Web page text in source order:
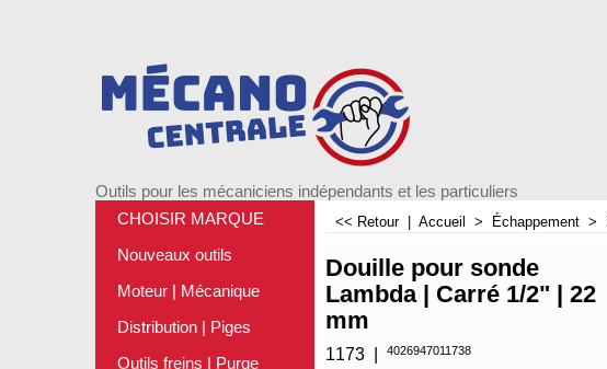
Outils pour les mécaniciens indépendants et les particuliers
CHOISIR MARQUE
Nouveaux outils
Moteur | Mécanique
Distribution | Piges
Outils freins | Purge
<< Retour Accueil > Échappement >
Douille pour sonde
Lambda | Carré 1/2" | 22
mm
1173 4026947011738